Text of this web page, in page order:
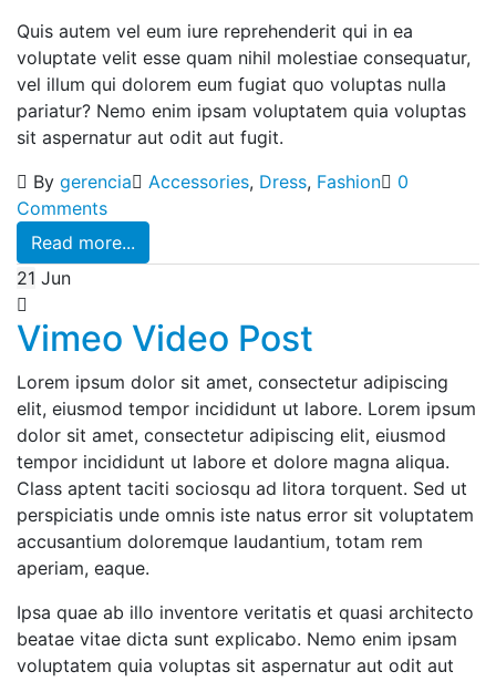
Quis autem vel eum iure reprehenderit qui in ea
voluptate velit esse quam nihil molestiae consequatur,
vel illum qui dolorem eum fugiat quo voluptas nulla
pariatur? Nemo enim ipsam voluptatem quia voluptas
sit aspernatur aut odit aut fugit.
By gerencia Accessories, Dress, Fashion
0
Comments
Read more...
21 Jun
Vimeo Video Post
Lorem ipsum dolor sit amet, consectetur adipiscing
elit, eiusmod tempor incididunt ut labore. Lorem ipsum
dolor sit amet, consectetur adipiscing elit, eiusmod
tempor incididunt ut labore et dolore magna aliqua.
Class aptent taciti sociosqu ad litora torquent. Sed ut
perspiciatis unde omnis iste natus error sit voluptatem
accusantium doloremque laudantium, totam rem
aperiam, eaque.
Ipsa quae ab illo inventore veritatis et quasi architecto
beatae vitae dicta sunt explicabo. Nemo enim ipsam
voluptatem quia voluptas sit aspernatur aut odit aut